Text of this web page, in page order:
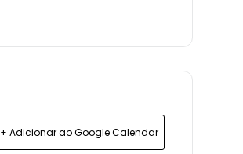
+ Adicionar ao Google Calendar